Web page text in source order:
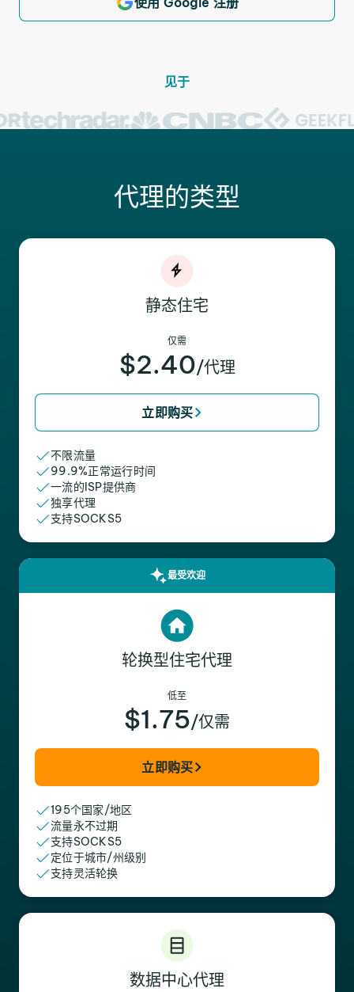
见于
代理的类型
静态住宅
仅需
$2.40/代理
立即购买
不限流量
99.9%正常运行时间
一流的ISP提供商
独享代理
支持SOCKS5
最受欢迎
轮换型住宅代理
低至
$1.75/仅需
立即购买
195个国家/地区
流量永不过期
支持SOCKS5
定位于城市/州级别
支持灵活轮换
数据中心代理